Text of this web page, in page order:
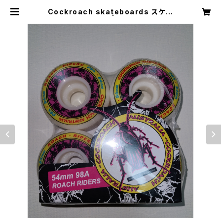
Cockroach skateboards スケー